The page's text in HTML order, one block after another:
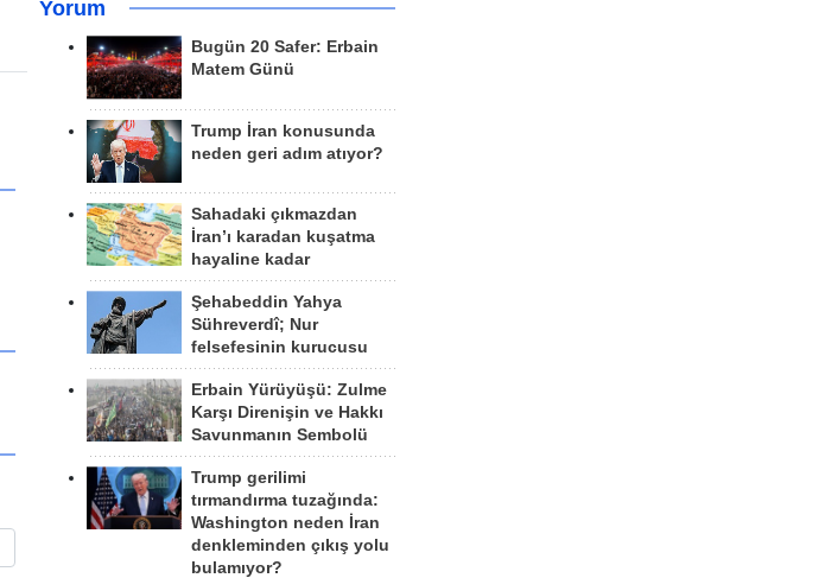
Yorum
Bugün 20 Safer: Erbain
Matem Günü
Trump İran konusunda
neden geri adım atıyor?
Sahadaki çıkmazdan
İran’ı karadan kuşatma
hayaline kadar
Şehabeddin Yahya
Sühreverdî; Nur
felsefesinin kurucusu
Erbain Yürüyüşü: Zulme
Karşı Direnişin ve Hakkı
Savunmanın Sembolü
Trump gerilimi
tırmandırma tuzağında:
Washington neden İran
denkleminden çıkış yolu
bulamıyor?